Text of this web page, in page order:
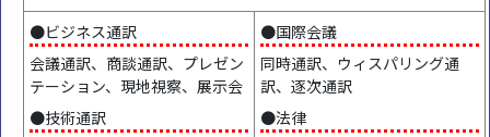
●ビジネス通訳
会議通訳、商談通訳、プレゼン
テーション、現地視察、展示会
●技術通訳
●国際会議
同時通訳、ウィスパリング通
訳、逐次通訳
●法律